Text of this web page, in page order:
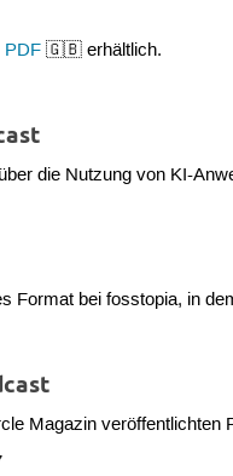
PDF 🇬🇧 erhältlich.
die Nutzung von KI-
Format bei fosstopia, in
Magazin veröffentlichten